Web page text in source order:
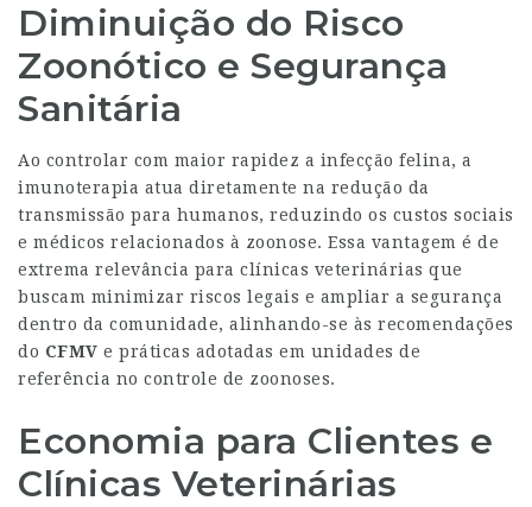
Diminuição do Risco
Zoonótico e Segurança
Sanitária
Ao controlar com maior rapidez a infecção felina, a
imunoterapia atua diretamente na redução da
transmissão para humanos, reduzindo os custos sociais
e médicos relacionados à zoonose. Essa vantagem é de
extrema relevância para clínicas veterinárias que
buscam minimizar riscos legais e ampliar a segurança
dentro da comunidade, alinhando-se às recomendações
do CFMV e práticas adotadas em unidades de
referência no controle de zoonoses.
Economia para Clientes e
Clínicas Veterinárias